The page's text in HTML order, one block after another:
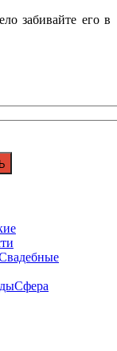
забивайте его в
Сфера